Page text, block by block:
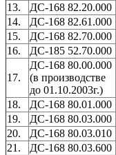
13.
ДС-168 82.20.000
14.
ДС-168 82.61.000
15.
ДС-168 82.70.000
16.
ДС-185 52.70.000
17.
ДС-168 80.00.000
(в производстве
до 01.10.2003г.)
18. ДС-168 80.01.000
19.
ДС-168 80.03.000
20.
ДС-168 80.03.010
21.
ДС-168 80.03.600